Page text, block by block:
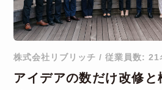
株式会社リブリッチ / 従業員数: 21
アイデアの数だけ改修と